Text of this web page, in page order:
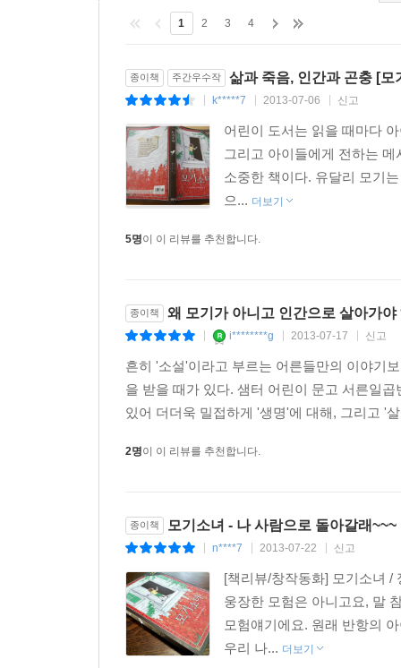
1 2 3 4
종이책 주간우수작 삶과 죽음, 인간과 곤충 [모
k*****7 2013-07-06 신고
어린이 도서는 읽을 때마다
그리고 아이들에게 전하는
소중한 책이다. 유달리 모기
으... 더보기
5명이 이 리뷰를 추천합니다.
종이책 왜 모기가 아니고 인간으로 살아가
i********g 2013-07-17 신고
흔히 '소설'이라고 부르는 어른들만의 이야기
을 받을 때가 있다. 샘터 어린이 문고 서른일
있어 더더욱 밀접하게 '생명'에 대해, 그리고 '
2명이 이 리뷰를 추천합니다.
종이책 모기소녀 - 나 사람으로 돌아갈래~~~
n****7 2013-07-22 신고
[책리뷰/창작동화] 모기소녀 /
웅장한 모험은 아니고요, 말
모험얘기에요. 원래 반항의
우리 나... 더보기